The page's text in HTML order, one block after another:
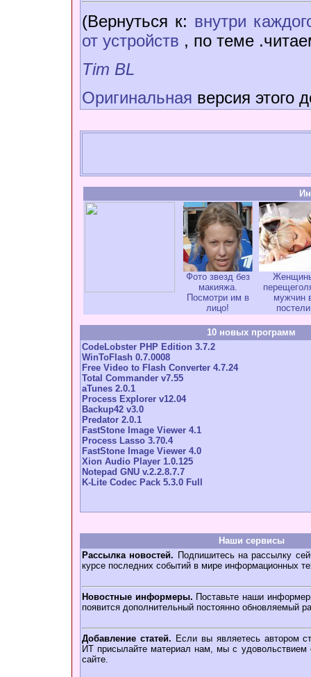
(Вернуться к: внутри
от устройств , по теме
Tim BL
Оригинальная версия этого
Фото звезд без
макияжа.
Посмотри им в
лицо!
мужчин
постели
10 новых программ
CodeLobster PHP Edition 3.7.2
WinToFlash 0.7.0008
Free Video to Flash Converter 4.7.24
Total Commander v7.55
aTunes 2.0.1
Process Explorer v12.04
Backup42 v3.0
Predator 2.0.1
FastStone Image Viewer 4.1
Process Lasso 3.70.4
FastStone Image Viewer 4.0
Xion Audio Player 1.0.125
Notepad GNU v.2.2.8.7.7
K-Lite Codec Pack 5.3.0 Full
Наши сервисы
Рассылка новостей. Подпишитесь на рассылку
курсе последних событий в мире информационных
Новостные информеры. Поставьте наши
появится дополнительный постоянно обновляемый
Добавление статей. Если вы являетесь автором
ИТ присылайте материал нам, мы с удовольствием
сайте.